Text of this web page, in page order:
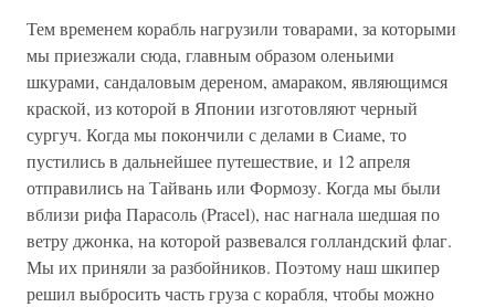
Тем временем корабль нагрузили товарами, за которыми
мы приезжали сюда, главным образом оленьими
шкурами, сандаловым дереном, амараком, являющимся
краской, из которой в Японии изготовляют черный
сургуч. Когда мы покончили с делами в Сиаме, то
пустились в дальнейшее путешествие, и 12 апреля
отправились на Тайвань или Формозу. Когда мы были
вблизи рифа Парасоль (Pracel), нас нагнала шедшая по
ветру джонка, на которой развевался голландский флаг.
Мы их приняли за разбойников. Поэтому наш шкипер
решил выбросить часть груза с корабля, чтобы можно